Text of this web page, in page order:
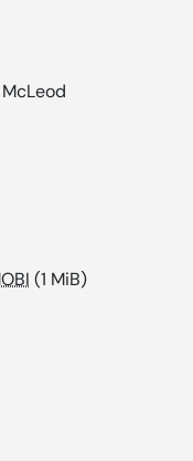
(1 MiB)